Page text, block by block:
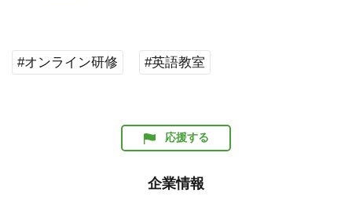
#オンライン研修 #英語教室
応援する
企業情報